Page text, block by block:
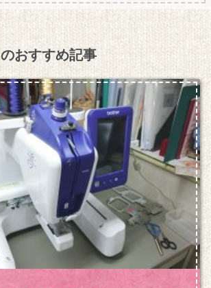
のおすすめ記事